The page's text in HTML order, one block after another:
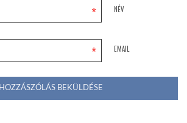
NÉV
*
EMAIL
*